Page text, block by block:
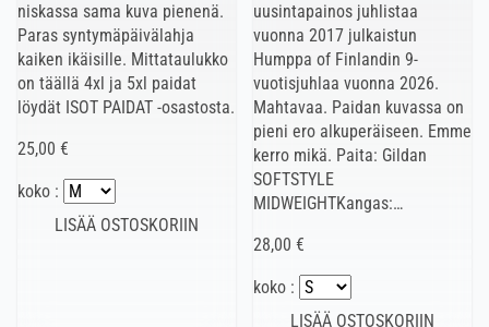
niskassa sama kuva pienenä.
Paras syntymäpäivälahja
kaiken ikäisille. Mittataulukko
on täällä 4xl ja 5xl paidat
löydät ISOT PAIDAT -osastosta.
25,00 €
koko :
uusintapainos juhlistaa
vuonna 2017 julkaistun
Humppa of Finlandin 9-
vuotisjuhlaa vuonna 2026.
Mahtavaa. Paidan kuvassa on
pieni ero alkuperäiseen. Emme
kerro mikä. Paita: Gildan
SOFTSTYLE
MIDWEIGHTKangas:…
28,00 €
koko :